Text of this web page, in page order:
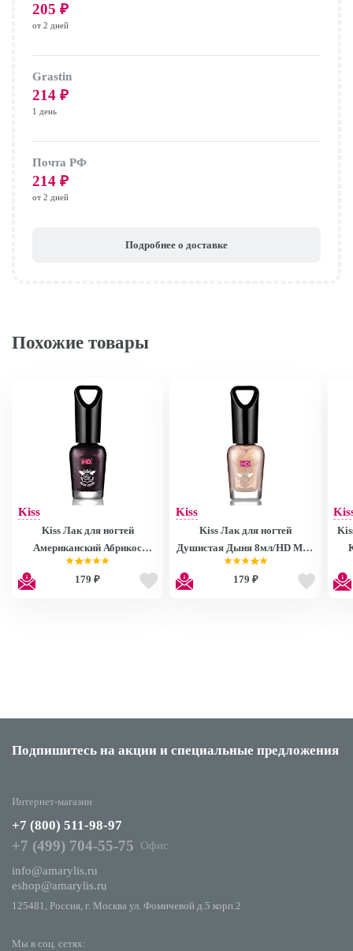
205 ₽
от 2 дней
Grastin
214 ₽
1 день
Почта РФ
214 ₽
от 2 дней
Подробнее о доставке
Похожие товары
Kiss
Kiss Лак для ногтей
Американский Абрикос
8мл/HD Mini Nail Polish
MNP28
179 ₽
Kiss
Kiss Лак для ногтей
Душистая Дыня 8мл/HD Mini
Nail Polish MNP27
179 ₽
Подпишитесь на акции и специальные предложения
Мы в соц. сетях:
Интернет-магазин
+7 (800) 511-98-97
+7 (499) 704-55-75
Офис
info@amarylis.ru
eshop@amarylis.ru
125481, Россия, г. Москва ул. Фомичевой д.5 корп.2